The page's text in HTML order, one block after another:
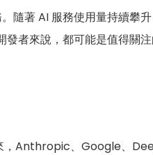
隨著 AI 服務使用量持續攀
者來說，都可能是值得關注
，Anthropic、Google、